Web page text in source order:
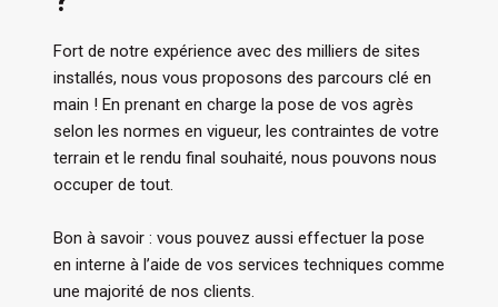
Fort de notre expérience avec des milliers de sites
installés, nous vous proposons des parcours clé en
main ! En prenant en charge la pose de vos agrès
selon les normes en vigueur, les contraintes de votre
terrain et le rendu final souhaité, nous pouvons nous
occuper de tout.
Bon à savoir : vous pouvez aussi effectuer la pose
en interne à l’aide de vos services techniques comme
une majorité de nos clients.